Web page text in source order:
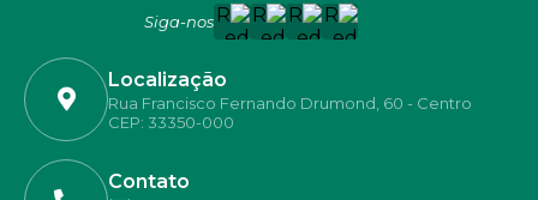
Siga-nos
Localização
Rua Francisco Fernando Drumond, 60 - Centro
CEP: 33350-000
Contato